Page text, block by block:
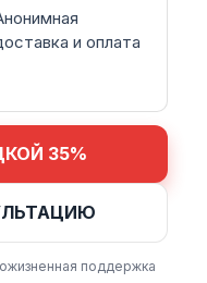
и оплата
35%
поддержка